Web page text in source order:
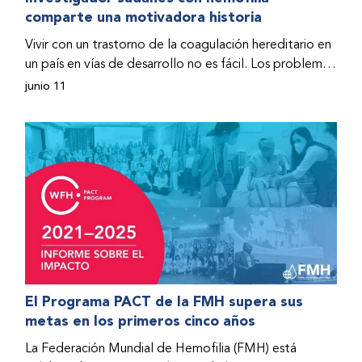
hospitalizado y terminó con daños graves en ambas
donado a través del Programa de Ayuda Humanitaria
de la Federación Mundial de Hemofilia (FMH) cuando
Fendi encontró la esperanza de una vida mejor.
comparte una motivadora historia
Vivir con un trastorno de la coagulación hereditario en
un país en vías de desarrollo no es fácil. Los problemas
se multiplican drásticamente cuando el país también
Hashim, hombre sudanés con hemofilia B, la vida no
representaba más que retos cotidianos hasta que la
asistencia proporcionada por la Federación Mundial
de Hemofilia (FMH) y su Programa de Ayuda
Humanitaria salvo su vida.
junio 11
El Programa PACT de la FMH supera sus
metas en los primeros cinco años
La Federación Mundial de Hemofilia (FMH) está